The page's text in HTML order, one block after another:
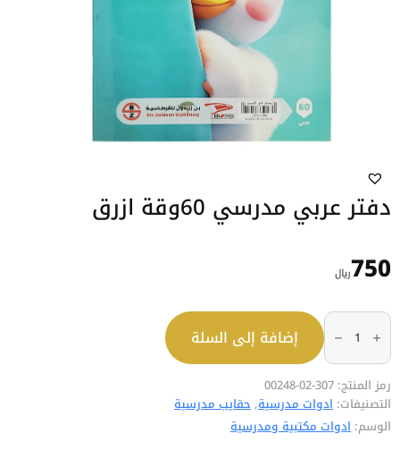
دفتر عربي مدرسي 60وقة ازرق
750﷼
كمية
عربي
60وقة
ازرق
إضافة إلى السلة
رمز المنتج: 307-02-00248
التصنيفات: ادوات مدرسية,حقايب مدرسية
الوسم: ادوات مكتبية ومدرسية